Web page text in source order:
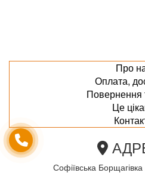
Про
Оплата,
Повернення
Це
Софіївська